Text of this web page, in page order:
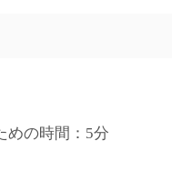
めの時間：5分